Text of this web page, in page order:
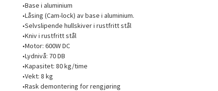
•Base i aluminium
•Låsing (Cam-lock) av base i aluminium.
•Selvslipende hullskiver i rustfritt stål
•Kniv i rustfritt stål
•Motor: 600W DC
•Lydnivå: 70 DB
•Kapasitet: 80 kg/time
•Vekt: 8 kg
•Rask demontering for rengjøring